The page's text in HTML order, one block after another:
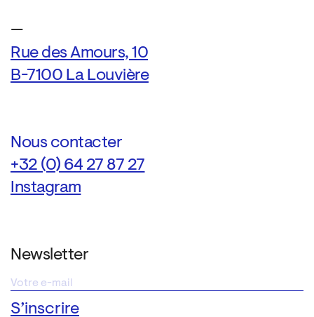
—
Rue des Amours, 10
B-7100 La Louvière
Nous contacter
+32 (0) 64 27 87 27
Instagram
Newsletter